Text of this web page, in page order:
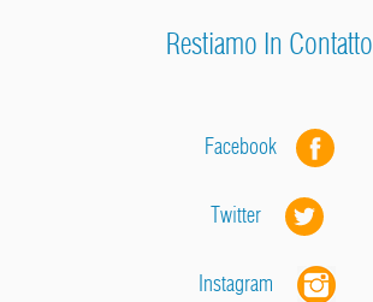
Restiamo In Contatto
Facebook
Twitter
Instagram